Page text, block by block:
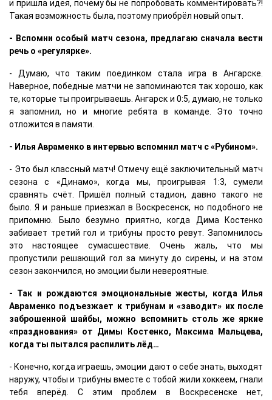
и пришла идея, почему бы не попробовать комментировать?!
Такая возможность была, поэтому приобрёл новый опыт.
- Вспомни особый матч сезона, предлагаю сначала вести
речь о «регулярке».
- Думаю, что таким поединком стала игра в Ангарске.
Наверное, победные матчи не запоминаются так хорошо, как
те, которые ты проигрываешь. Ангарск и 0:5, думаю, не только
я запомнил, но и многие ребята в команде. Это точно
отложится в памяти.
- Илья Авраменко в интервью вспомнил матч с «Рубином».
- Это был классный матч! Отмечу ещё заключительный матч
сезона с «Динамо», когда мы, проигрывая 1:3, сумели
сравнять счёт. Пришёл полный стадион, давно такого не
было. Я и раньше приезжал в Воскресенск, но подобного не
припомню. Было безумно приятно, когда Дима Костенко
забивает третий гол и трибуны просто ревут. Запомнилось
это настоящее сумасшествие. Очень жаль, что мы
пропустили решающий гол за минуту до сирены, и на этом
сезон закончился, но эмоции были невероятные.
- Так и рождаются эмоциональные жесты, когда Илья
Авраменко подъезжает к трибунам и «заводит» их после
заброшенной шайбы, можно вспомнить столь же яркие
«празднования» от Димы Костенко, Максима Мальцева,
когда ты пытался распилить лёд…
- Конечно, когда играешь, эмоции дают о себе знать, выходят
наружу, чтобы и трибуны вместе с тобой жили хоккеем, гнали
тебя вперёд. С этим проблем в Воскресенске нет,